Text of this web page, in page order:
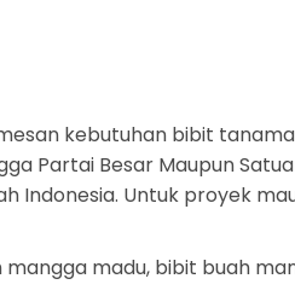
kebutuhan bibit
Partai Besar Maupun
Indonesia. Untuk proyek
madu, bibit buah